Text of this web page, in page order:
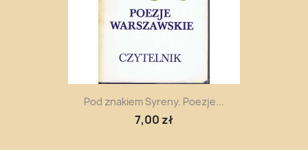
Pod znakiem Syreny. Poezje...
7,00 zł